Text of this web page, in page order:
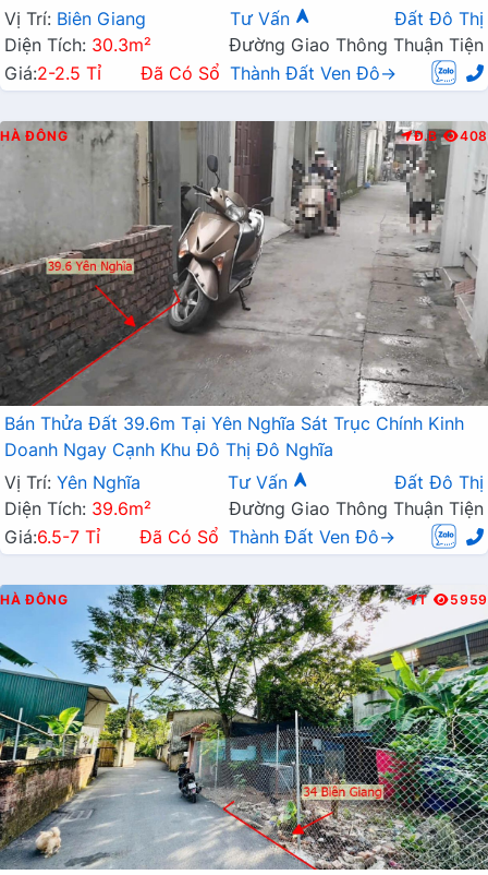
Chỉ Vài Trăm Mét
Vị Trí: Biên Giang Tư Vấn
Đất Đô Thị
Diện Tích: 30.3m²
Đường Giao Thông Thuận Tiện
Giá:2-2.5 Tỉ Đã Có Sổ Thành Đất Ven Đô→
HÀ ĐÔNG Đ.B 408
Bán Thửa Đất 39.6m Tại Yên Nghĩa Sát Trục Chính Kinh
Doanh Ngay Cạnh Khu Đô Thị Đô Nghĩa
Vị Trí: Yên Nghĩa Tư Vấn
Đất Đô Thị
Diện Tích: 39.6m²
Đường Giao Thông Thuận Tiện
Giá:6.5-7 Tỉ Đã Có Sổ Thành Đất Ven Đô→
HÀ ĐÔNG T 5959